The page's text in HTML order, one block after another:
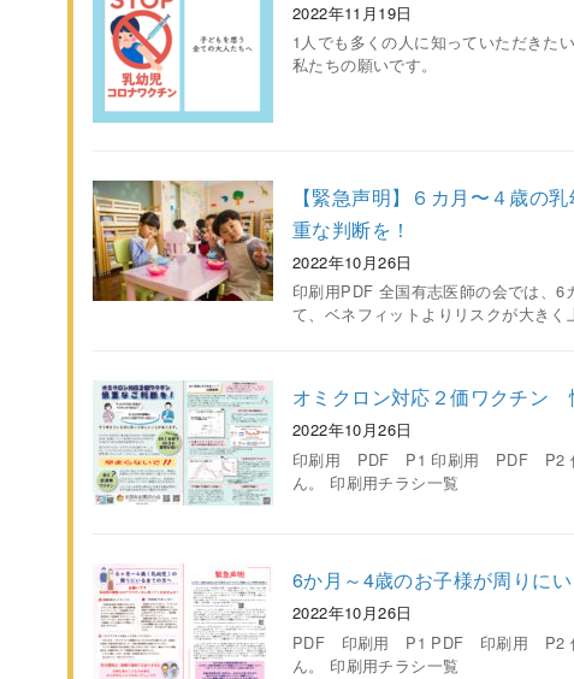
2022年11月19日
1人でも多くの人に知っていただきた
私たちの願いです。
【緊急声明】６カ月〜４歳の
重な判断を！
2022年10月26日
印刷用PDF 全国有志医師の会では、
て、ベネフィットよりリスクが大き
オミクロン対応２価ワクチン
2022年10月26日
印刷用 PDF P1 印刷用 PDF P2 個
ん。 印刷用チラシ一覧
6か月～4歳のお子様が周りに
2022年10月26日
PDF 印刷用 P1 PDF 印刷用 P2 個
ん。 印刷用チラシ一覧